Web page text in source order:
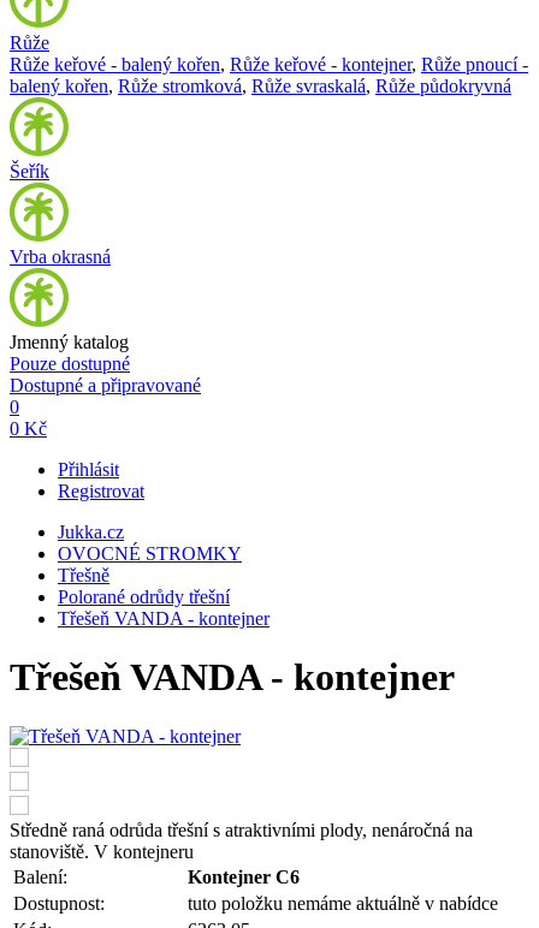
Růže
Růže keřové - balený kořen, Růže keřové - kontejner, Růže pnoucí -
balený kořen, Růže stromková, Růže svraskalá, Růže půdokryvná
Šeřík
Vrba okrasná
Jmenný katalog
Pouze dostupné
Dostupné a připravované
0
0 Kč
Přihlásit
Registrovat
Jukka.cz
OVOCNÉ STROMKY
Třešně
Polorané odrůdy třešní
Třešeň VANDA - kontejner
Třešeň VANDA - kontejner
Středně raná odrůda třešní s atraktivními plody, nenáročná na
stanoviště. V kontejneru
Balení:
Kontejner C6
Dostupnost:
tuto položku nemáme aktuálně v nabídce